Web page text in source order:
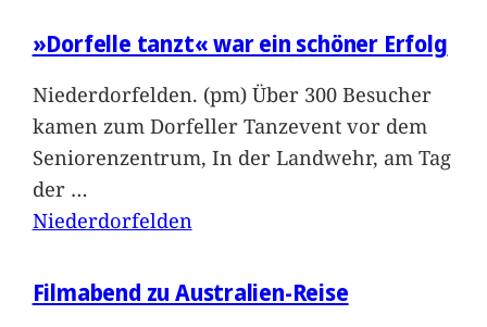
»Dorfelle tanzt« war ein schöner Erfolg
Niederdorfelden. (pm) Über 300 Besucher
kamen zum Dorfeller Tanzevent vor dem
Seniorenzentrum, In der Landwehr, am Tag
der …
Niederdorfelden
Filmabend zu Australien-Reise